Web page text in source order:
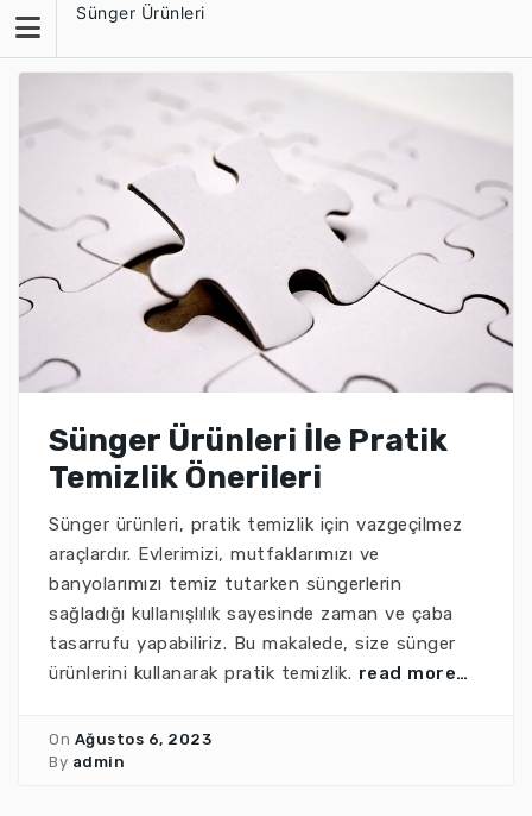
content
Sünger Ürünleri
Sünger Ürünleri İle Pratik
Temizlik Önerileri
Sünger ürünleri, pratik temizlik için vazgeçilmez
araçlardır. Evlerimizi, mutfaklarımızı ve
banyolarımızı temiz tutarken süngerlerin
sağladığı kullanışlılık sayesinde zaman ve çaba
tasarrufu yapabiliriz. Bu makalede, size sünger
ürünlerini kullanarak pratik temizlik. read more…
On Ağustos 6, 2023
By admin